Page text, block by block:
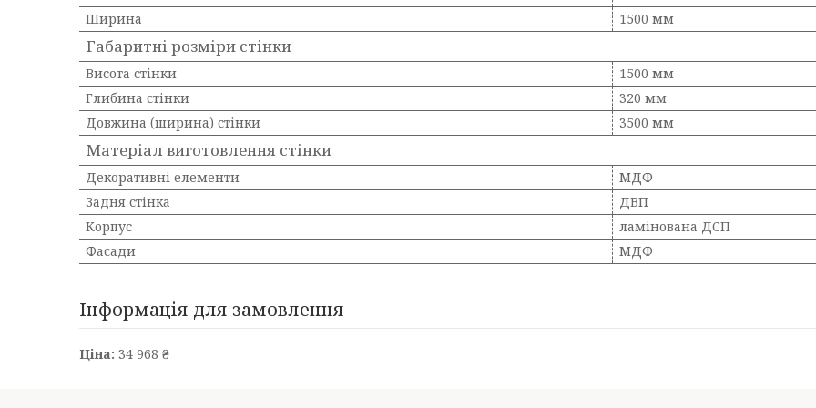
Ширина
1500 мм
Габаритні розміри стінки
Висота стінки
1500 мм
Глибина стінки
320 мм
Довжина (ширина) стінки
3500 мм
Матеріал виготовлення стінки
Декоративні елементи
МДФ
Задня стінка
ДВП
Корпус
ламінована ДСП
Фасади
МДФ
Інформація для замовлення
Ціна: 34 968 ₴